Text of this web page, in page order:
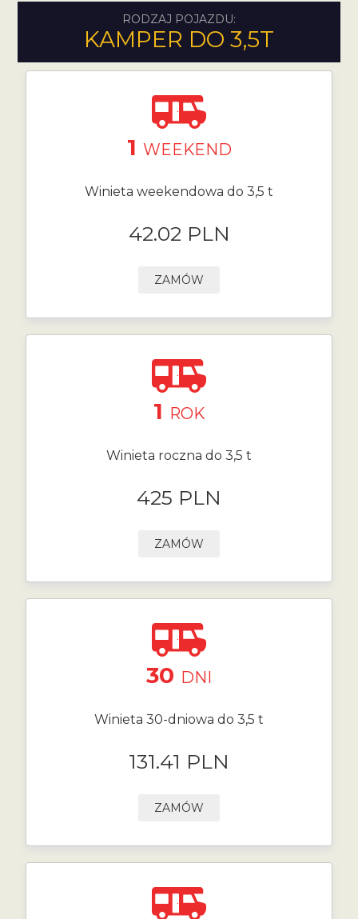
RODZAJ POJAZDU:
KAMPER DO 3,5T
1 WEEKEND
Winieta weekendowa do 3,5 t
42.02 PLN
ZAMÓW
1 ROK
Winieta roczna do 3,5 t
425 PLN
ZAMÓW
30 DNI
Winieta 30-dniowa do 3,5 t
131.41 PLN
ZAMÓW